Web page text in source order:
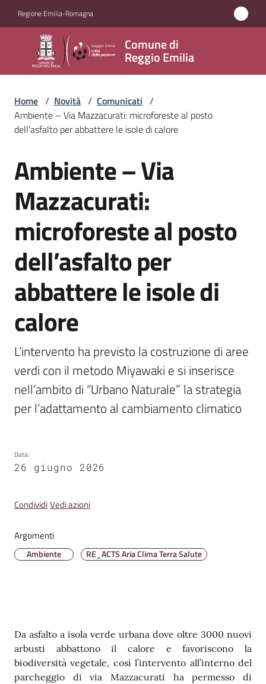
Regione Emilia-Romagna
Comune di
Reggio Emilia
Comune
di
Reggio
Emilia
Servizi
Novità
Menu selezionato
Vivere
Reggio
Emilia
Tutti
gli
argomenti
T
i
s
v
e
Seguici
su
Home / Novità / Comunicati /
Ambiente – Via Mazzacurati: microforeste al posto
dell’asfalto per abbattere le isole di calore
Salta al contenuto
Ambiente – Via
Mazzacurati:
microforeste al posto
dell’asfalto per
abbattere le isole di
calore
L’intervento ha previsto la costruzione di aree
verdi con il metodo Miyawaki e si inserisce
nell’ambito di “Urbano Naturale” la strategia
per l’adattamento al cambiamento climatico
Data:
26 giugno 2026
CondividiVedi azioni
Argomenti
Ambiente RE_ACTS Aria Clima Terra Salute
Contenuto
Da asfalto a isola verde urbana dove oltre 3000 nuovi
arbusti abbattono il calore e favoriscono la
biodiversità vegetale, così l’intervento all’interno del
parcheggio di via Mazzacurati ha permesso di